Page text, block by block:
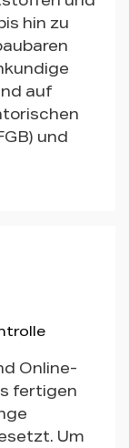
hin zu
auf
und
Online-
fertigen
Um